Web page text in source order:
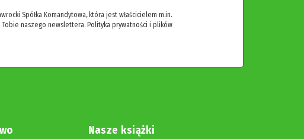
Spółka Komandytowa, która jest właścicielem m.in.
Tobie naszego newslettera. Polityka prywatności i plików
Nasze książki